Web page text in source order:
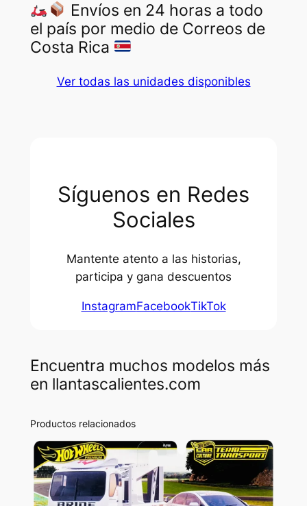
Envíos en 24 horas a todo
el país por medio de Correos de
Costa Rica
Ver todas las unidades disponibles
Síguenos en Redes
Sociales
Mantente atento a las historias,
participa y gana descuentos
InstagramFacebookTikTok
Encuentra muchos modelos más
en llantascalientes.com
Productos relacionados